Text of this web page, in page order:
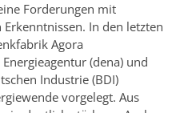
Forderungen mit
In den letzten
Agora
(dena) und
Industrie (BDI)
vorgelegt. Aus